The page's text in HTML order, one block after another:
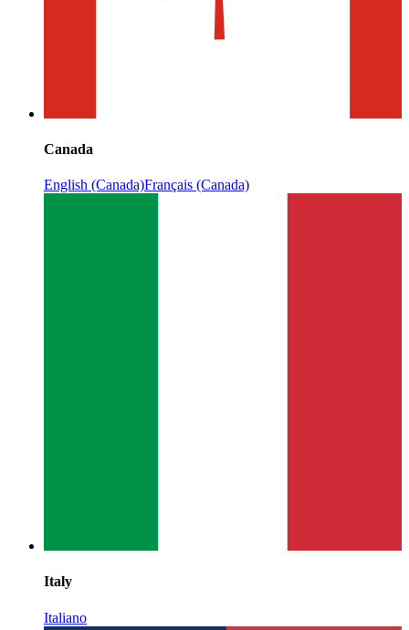
Canada
English (Canada)Français (Canada)
Italy
Italiano